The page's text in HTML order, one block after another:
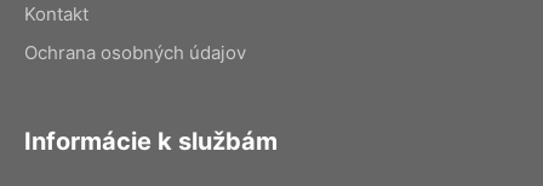
Kontakt
Ochrana osobných údajov
Informácie k službám